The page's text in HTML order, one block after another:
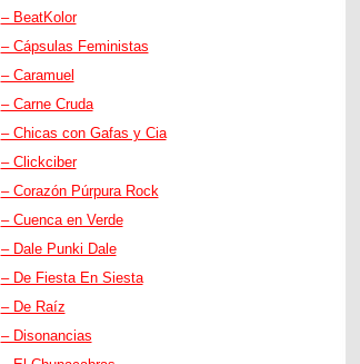
– BeatKolor
– Cápsulas Feministas
– Caramuel
– Carne Cruda
– Chicas con Gafas y Cia
– Clickciber
– Corazón Púrpura Rock
– Cuenca en Verde
– Dale Punki Dale
– De Fiesta En Siesta
– De Raíz
– Disonancias